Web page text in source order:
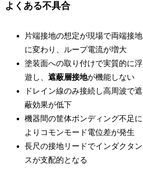
よくある不具合
片端接地の想定が現場で両端接地
に変わり、ループ電流が増大
塗装面への取り付けで実質的に浮
遊し、遮蔽層接地が機能しない
ドレイン線のみ接続し高周波で遮
蔽効果が低下
機器間の筐体ボンディング不足に
よりコモンモード電位差が発生
長尺の接地リードでインダクタン
スが支配的となる